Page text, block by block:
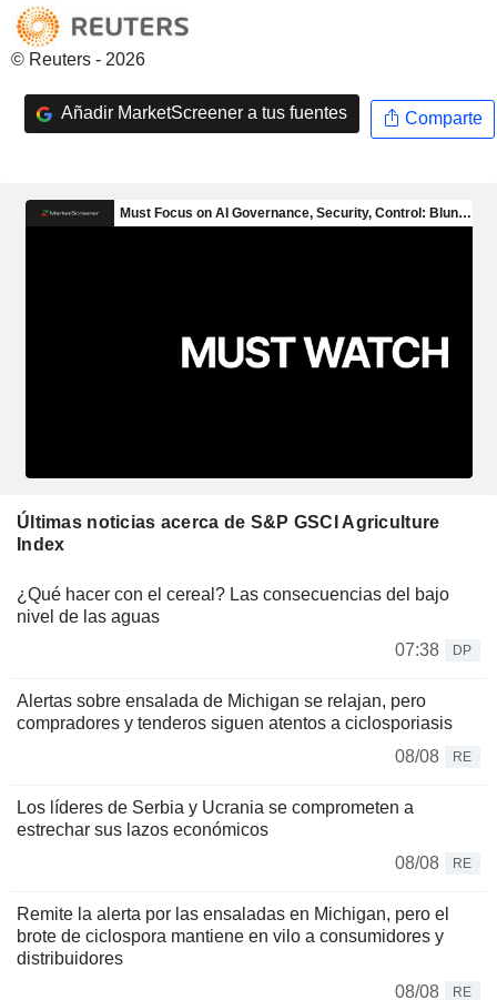
© Reuters - 2026
Añadir MarketScreener a tus fuentes Comparte
Últimas noticias acerca de S&P GSCI Agriculture
Index
¿Qué hacer con el cereal? Las consecuencias del bajo
nivel de las aguas
07:38
DP
Alertas sobre ensalada de Michigan se relajan, pero
compradores y tenderos siguen atentos a ciclosporiasis
08/08
RE
Los líderes de Serbia y Ucrania se comprometen a
estrechar sus lazos económicos
08/08
RE
Remite la alerta por las ensaladas en Michigan, pero el
brote de ciclospora mantiene en vilo a consumidores y
distribuidores
08/08
RE